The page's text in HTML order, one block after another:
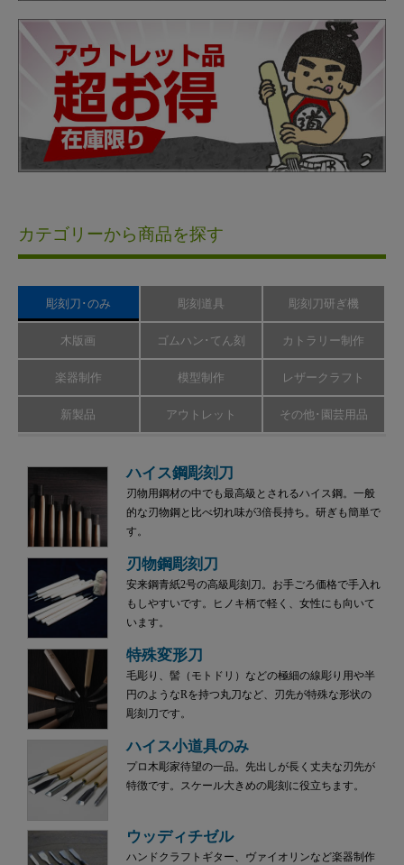
カテゴリーから商品を探す
彫刻刀･のみ 彫刻道具 彫刻刀研ぎ機
木版画 ゴムハン･てん刻 カトラリー制作
楽器制作 模型制作 レザークラフト
新製品 アウトレット その他･園芸用品
ハイス鋼彫刻刀
刃物用鋼材の中でも最高級とされるハイス鋼。一般
的な刃物鋼と比べ切れ味が3倍長持ち。研ぎも簡単で
す。
刃物鋼彫刻刀
安来鋼青紙2号の高級彫刻刀。お手ごろ価格で手入れ
もしやすいです。ヒノキ柄で軽く、女性にも向いて
います。
特殊変形刀
毛彫り、髻（モトドリ）などの極細の線彫り用や半
円のようなRを持つ丸刀など、刃先が特殊な形状の
彫刻刀です。
ハイス小道具のみ
プロ木彫家待望の一品。先出しが長く丈夫な刃先が
特徴です。スケール大きめの彫刻に役立ちます。
ウッディチゼル
ハンドクラフトギター、ヴァイオリンなど楽器制作